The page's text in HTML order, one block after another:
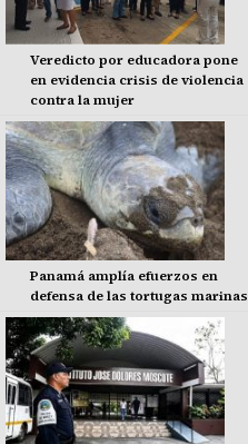
Veredicto por educadora pone
en evidencia crisis de violencia
contra la mujer
Panamá amplía efuerzos en
defensa de las tortugas marinas